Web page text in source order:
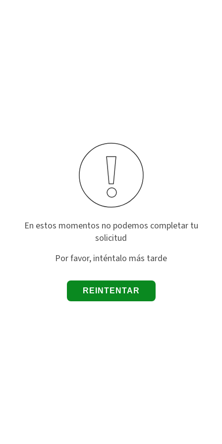
En estos momentos no podemos completar tu
solicitud
Por favor, inténtalo más tarde
REINTENTAR